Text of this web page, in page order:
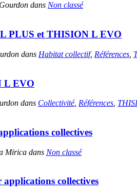
dans Non classé
PLUS et THISION L EVO
dans Habitat collectif, Références
L EVO
dans Collectivité, Références
collectives
Mirica dans Non classé
collectives